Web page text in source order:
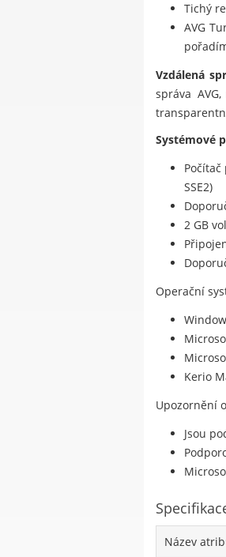
Tichý
AVG
Vzdálená
správa
Systémové
SSE2)
2 GB
Operační
Kerio
Upozornění
Jsou
Název